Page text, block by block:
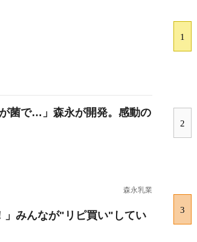
菌で…」森永が開発。感動の
森永乳業
」みんなが"リピ買い"してい
1
2
3